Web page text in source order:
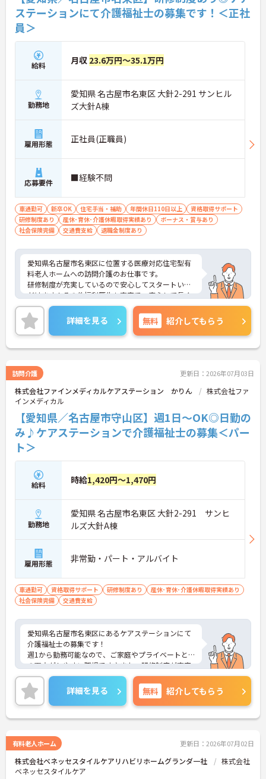
ステーションにて介護福祉士の募集です！＜正社
員＞
給料 月収 23.6万円～35.1万円
勤務地
愛知県 名古屋市名東区 大針2-291 サンヒル
ズ大針A棟
雇用形態 正社員(正職員)
応募要件 ■経験不問
車通勤可 新卒OK 住宅手当・補助 年間休日110日以上
資格取得サポート
研修制度あり
産休･育休･介護休暇取得実績あり
ボーナス・賞与あり
社会保険完備
交通費支給 退職金制度あり
愛知県名古屋市名東区に位置する医療対応住宅型有
料老人ホームへの訪問介護のお仕事です。
研修制度が充実しているので安心してスタートいた
だけます！その他福利厚生も充実で、安心して長く
働ける環境が整っています◎
ご興味をお持ちの方には詳細の情報や面接のポイン
トをお伝えしますのでお気軽にお問い合わせくださ
いませ。
詳細を見る 無料 紹介してもらう
訪問介護 更新日：2026年07月03日
株式会社ファインメディカルケアステーション かりん
株式会社ファ
インメディカル
【愛知県／名古屋市守山区】週1日～OK◎日勤の
み♪ケアステーションで介護福祉士の募集＜パー
ト＞
給料 時給1,420円～1,470円
勤務地
愛知県 名古屋市名東区 大針2-291 サンヒ
ルズ大針A棟
雇用形態 非常勤・パート・アルバイト
車通勤可 資格取得サポート 研修制度あり
産休･育休･介護休暇取得実績あり
社会保険完備
交通費支給
愛知県名古屋市名東区にあるケアステーションにて
介護福祉士の募集です！
週1から勤務可能なので、ご家庭やプライベートと
の両立がしやすい職場です♪また、研修制度が充実
しているので安心してスタートいただけます！
ご興味のある方はご面接のポイントお伝えしますの
でご気軽にお問い合わせください。
詳細を見る 無料 紹介してもらう
有料老人ホーム 更新日：2026年07月02日
株式会社ベネッセスタイルケアリハビリホームグランダ一社
株式会社
ベネッセスタイルケア